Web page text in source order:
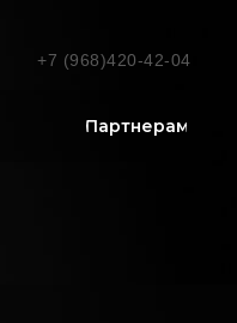
Партнерам
+7 (968)420-42-04